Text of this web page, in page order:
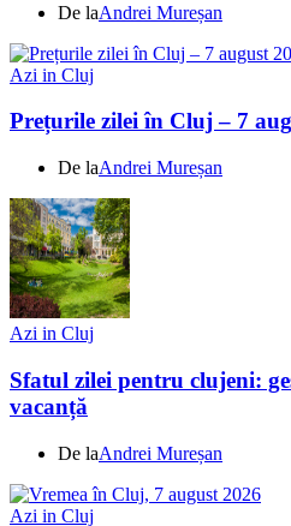
De laAndrei Mureșan
Azi in Cluj
Prețurile zilei în Cluj – 7
De laAndrei Mureșan
Azi in Cluj
Sfatul zilei pentru clujeni:
vacanță
De laAndrei Mureșan
Azi in Cluj